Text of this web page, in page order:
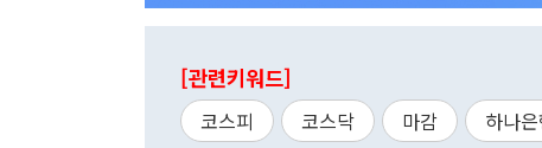
[관련키워드]
코스피 코스닥 마감 하나은